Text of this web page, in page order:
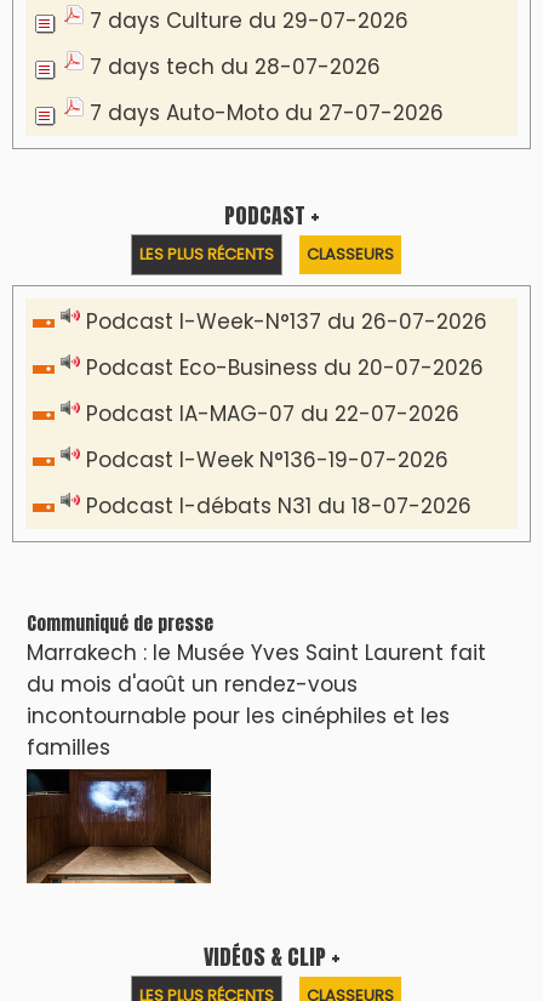
7 days Culture du 29-07-2026
7 days tech du 28-07-2026
7 days Auto-Moto du 27-07-2026
PODCAST +
LES PLUS RÉCENTS CLASSEURS
Podcast I-Week-N°137 du 26-07-2026
Podcast Eco-Business du 20-07-2026
Podcast IA-MAG-07 du 22-07-2026
Podcast I-Week N°136-19-07-2026
Podcast I-débats N31 du 18-07-2026
Communiqué de presse
Marrakech : le Musée Yves Saint Laurent fait
du mois d'août un rendez-vous
incontournable pour les cinéphiles et les
familles
VIDÉOS & CLIP +
LES PLUS RÉCENTS CLASSEURS